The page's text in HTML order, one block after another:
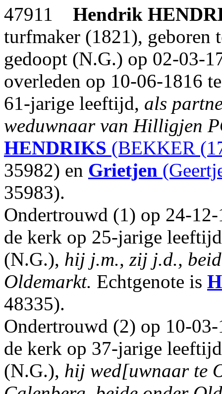
47911 Hendrik
turfmaker (1821), geboren
gedoopt (N.G.) op 02-03-
overleden op 10-06-1816
61-jarige leeftijd, als
weduwnaar van Hilligjen
HENDRIKS (BEKKER
35982) en Grietjen
35983).
Ondertrouwd (1) op 24-
de kerk op 25-jarige
(N.G.), hij j.m., zij j.d.,
Oldemarkt. Echtgenote is
48335).
Ondertrouwd (2) op 10-
de kerk op 37-jarige
(N.G.), hij wed[uwnaar te